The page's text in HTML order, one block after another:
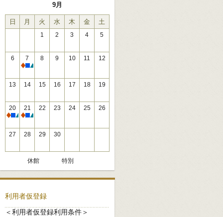
9月
日 月 火 水 木 金 土
1 2 3 4 5
6
7
休館
8 9 10 11 12
13 14 15 16 17 18 19
20
休館
21
休館
22 23 24 25 26
27 28 29 30
休館 特別
利用者仮登録
＜利用者仮登録利用条件＞